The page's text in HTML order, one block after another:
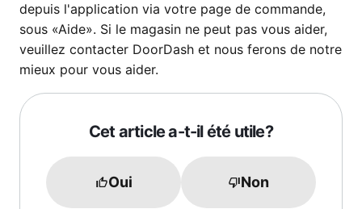
depuis l'application via votre page de commande,
sous «Aide». Si le magasin ne peut pas vous aider,
veuillez contacter DoorDash et nous ferons de notre
mieux pour vous aider.
Cet article a-t-il été utile?
Oui Non